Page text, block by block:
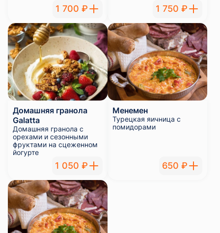
1 700 ₽ 1 750 ₽
Домашняя гранола
Galatta
Домашняя гранола с
орехами и сезонными
фруктами на сцеженном
йогурте
1 050 ₽
Менемен
Турецкая яичница с
помидорами
650 ₽